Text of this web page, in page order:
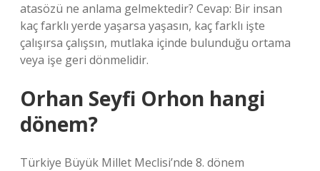
atasözü ne anlama gelmektedir? Cevap: Bir insan
kaç farklı yerde yaşarsa yaşasın, kaç farklı işte
çalışırsa çalışsın, mutlaka içinde bulunduğu ortama
veya işe geri dönmelidir.
Orhan Seyfi Orhon hangi
dönem?
Türkiye Büyük Millet Meclisi’nde 8. dönem